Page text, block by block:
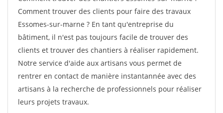
Comment trouver des clients pour faire des travaux
Essomes-sur-marne ? En tant qu'entreprise du
bâtiment, il n'est pas toujours facile de trouver des
clients et trouver des chantiers à réaliser rapidement.
Notre service d'aide aux artisans vous permet de
rentrer en contact de manière instantannée avec des
artisans à la recherche de professionnels pour réaliser
leurs projets travaux.